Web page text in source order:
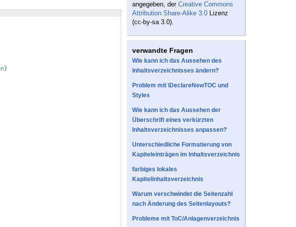
angegeben, der Creative Commons
Attribution Share-Alike 3.0 Lizenz
(cc-by-sa 3.0).
verwandte Fragen
Wie kann ich das Aussehen des
Inhaltsverzeichnisses ändern?
Problem mit \DeclareNewTOC und
Styles
Wie kann ich das Aussehen der
Überschrift eines verkürzten
Inhaltsverzeichnisses anpassen?
Unterschiedliche Formatierung von
Kapiteleinträgen im Inhaltsverzeichnis
farbiges lokales
Kapitelinhaltsverzeichnis
Warum verschwindet die Seitenzahl
nach Änderung des Seitenlayouts?
Probleme mit ToC/Anlagenverzeichnis